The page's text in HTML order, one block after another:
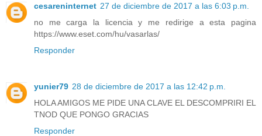
cesareninternet 27 de diciembre de 2017 a las 6:03 p.m.
no me carga la licencia y me redirige a esta pagina
https://www.eset.com/hu/vasarlas/
Responder
yunier79 28 de diciembre de 2017 a las 12:42 p.m.
HOLA AMIGOS ME PIDE UNA CLAVE EL DESCOMPRIRI EL
TNOD QUE PONGO GRACIAS
Responder